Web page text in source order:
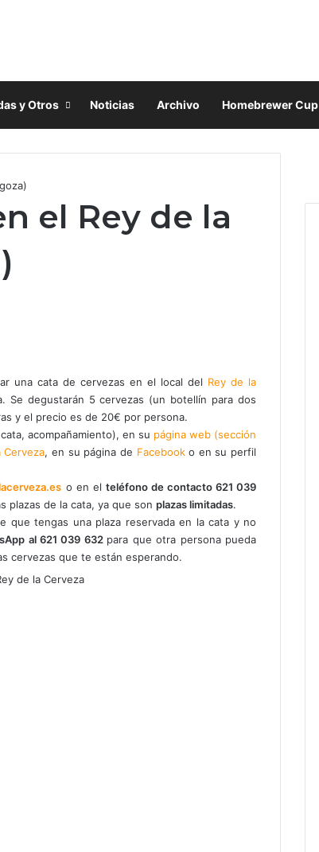
y Otros Noticias Archivo Homebrewer Cup
el Rey de la
una cata de cervezas en el local del Rey de la
Se degustarán 5 cervezas (un botellín para dos
y el precio es de 20€ por persona.
acompañamiento), en su página web (sección
Cerveza, en su página de Facebooko en su perfil
o en el teléfono de contacto 621 039
plazas de la cata, ya que son plazas limitadas.
que tengas una plaza reservada en la cata y no
al 621 039 632 para que otra persona pueda
cervezas que te están esperando.